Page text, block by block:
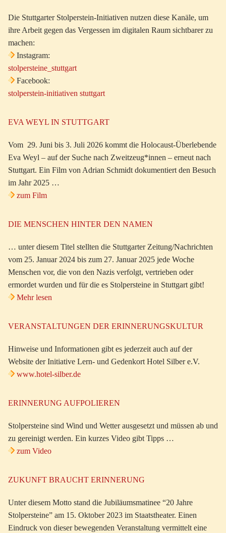
Die Stuttgarter Stolperstein-Initiativen nutzen diese Kanäle, um
ihre Arbeit gegen das Vergessen im digitalen Raum sichtbarer zu
machen:
Instagram:
stolpersteine_stuttgart
Facebook:
stolperstein-initiativen stuttgart
EVA WEYL IN STUTTGART
Vom 29. Juni bis 3. Juli 2026 kommt die Holocaust-Überlebende
Eva Weyl – auf der Suche nach Zweitzeug*innen – erneut nach
Stuttgart. Ein Film von Adrian Schmidt dokumentiert den Besuch
im Jahr 2025 …
zum Film
DIE MENSCHEN HINTER DEN NAMEN
… unter diesem Titel stellten die Stuttgarter Zeitung/Nachrichten
vom 25. Januar 2024 bis zum 27. Januar 2025 jede Woche
Menschen vor, die von den Nazis verfolgt, vertrieben oder
ermordet wurden und für die es Stolpersteine in Stuttgart gibt!
Mehr lesen
VERANSTALTUNGEN DER ERINNERUNGSKULTUR
Hinweise und Informationen gibt es jederzeit auch auf der
Website der Initiative Lern- und Gedenkort Hotel Silber e.V.
www.hotel-silber.de
ERINNERUNG AUFPOLIEREN
Stolpersteine sind Wind und Wetter ausgesetzt und müssen ab und
zu gereinigt werden. Ein kurzes Video gibt Tipps …
zum Video
ZUKUNFT BRAUCHT ERINNERUNG
Unter diesem Motto stand die Jubiläumsmatinee “20 Jahre
Stolpersteine” am 15. Oktober 2023 im Staatstheater. Einen
Eindruck von dieser bewegenden Veranstaltung vermittelt eine